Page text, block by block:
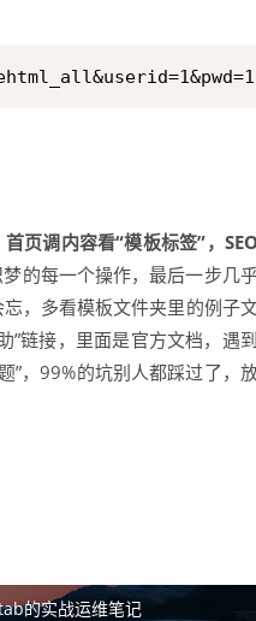
页调内容看“模板标签”，
的每一个操作，最后一步几
忘，多看模板文件夹里的例子
”链接，里面是官方文档，遇
”，99%的坑别人都踩过了，
的实战运维笔记